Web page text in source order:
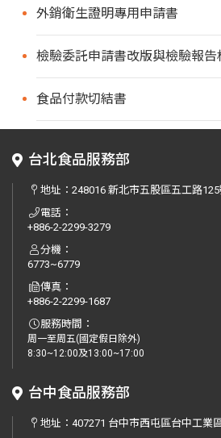
外銷衛生證明專用申請書
檢驗委託申請書改版與檢驗報告
食品付款切結書
台北食品服務部
地址：248016 新北市五股區五工路
電話：
+886-2-2299-3279
分機：
6773~6779
傳真：
+886-2-2299-1687
服務時間：
周一至周五(國定假日除外)
8:30~12:00及13:00~17:00
台中食品服務部
地址：407271 台中市西屯區台中工業